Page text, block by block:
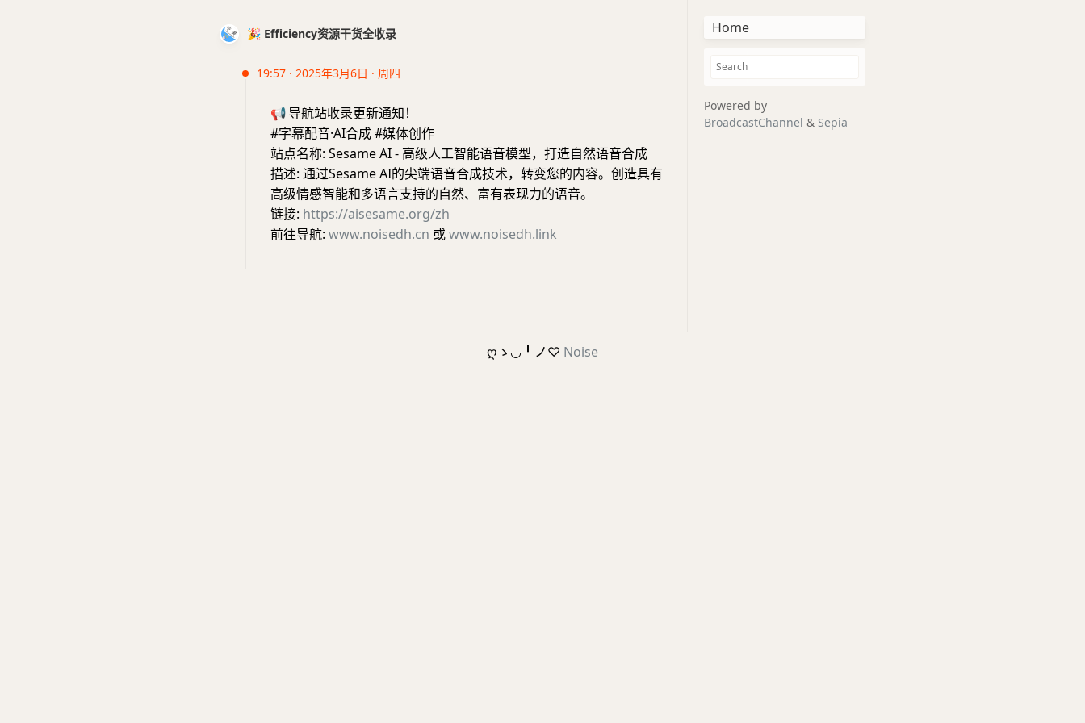
🎉 Efficiency资源干货全收录
19:57 · 2025年3月6日 · 周四
📢导航站收录更新通知！
#字幕配音·AI合成 #媒体创作
站点名称: Sesame AI - 高级人工智能语音模型，打造自然语音合成
描述: 通过Sesame AI的尖端语音合成技术，转变您的内容。创造具有
高级情感智能和多语言支持的自然、富有表现力的语音。
链接: https://aisesame.org/zh
前往导航: www.noisedh.cn 或www.noisedh.link
Home
Powered by
BroadcastChannel & Sepia
ღゝ◡╹ノ♡ Noise